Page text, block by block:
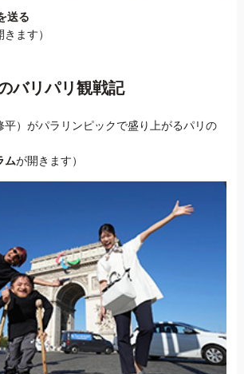
送る
ます）
バリパリ観戦記
平）がパラリンピックで盛り上がるパリの
ムが開きます）